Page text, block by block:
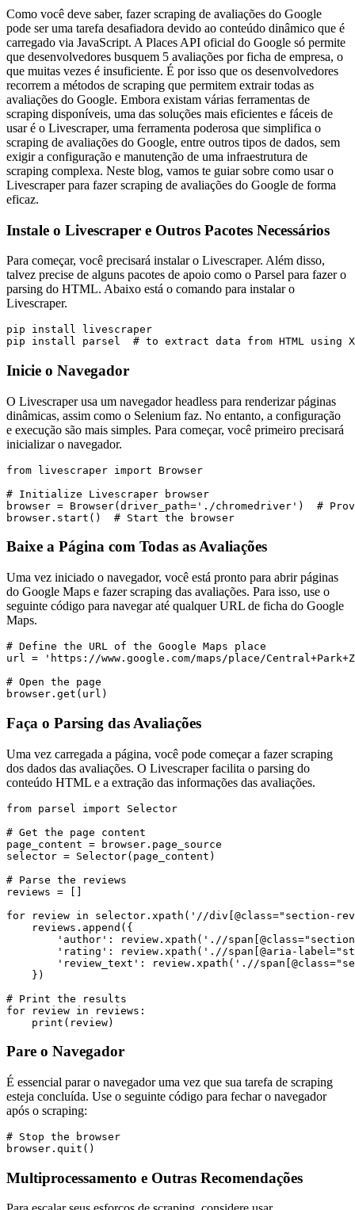
Como você deve saber, fazer scraping de avaliações do Google
pode ser uma tarefa desafiadora devido ao conteúdo dinâmico que é
carregado via JavaScript. A Places API oficial do Google só permite
que desenvolvedores busquem 5 avaliações por ficha de empresa, o
que muitas vezes é insuficiente. É por isso que os desenvolvedores
recorrem a métodos de scraping que permitem extrair todas as
avaliações do Google. Embora existam várias ferramentas de
scraping disponíveis, uma das soluções mais eficientes e fáceis de
usar é o Livescraper, uma ferramenta poderosa que simplifica o
scraping de avaliações do Google, entre outros tipos de dados, sem
exigir a configuração e manutenção de uma infraestrutura de
scraping complexa. Neste blog, vamos te guiar sobre como usar o
Livescraper para fazer scraping de avaliações do Google de forma
eficaz.
Instale o Livescraper e Outros Pacotes Necessários
Para começar, você precisará instalar o Livescraper. Além disso,
talvez precise de alguns pacotes de apoio como o Parsel para fazer o
parsing do HTML. Abaixo está o comando para instalar o
Livescraper.
pip install livescraper
Inicie o Navegador
O Livescraper usa um navegador headless para renderizar páginas
dinâmicas, assim como o Selenium faz. No entanto, a configuração
e execução são mais simples. Para começar, você primeiro precisará
inicializar o navegador.
from livescraper import Browser
# Initialize Livescraper browser
browser = Browser(driver_path='./chromedriver')  #
Baixe a Página com Todas as Avaliações
Uma vez iniciado o navegador, você está pronto para abrir páginas
do Google Maps e fazer scraping das avaliações. Para isso, use o
seguinte código para navegar até qualquer URL de ficha do Google
Maps.
# Define the URL of the Google Maps place
url = 'https://www.google.com/maps/place/
# Open the page
Faça o Parsing das Avaliações
Uma vez carregada a página, você pode começar a fazer scraping
dos dados das avaliações. O Livescraper facilita o parsing do
conteúdo HTML e a extração das informações das avaliações.
from parsel import Selector
# Get the page content
page_content = browser.page_source
selector = Selector(page_content)
# Parse the reviews
reviews = []
for review in selector.xpath('//div[@class="section-
    reviews.append({
'author': review.xpath('.//
'rating': review.xpath('.//span[@aria-
'review_text': review.xpath('.//
    })
# Print the results
for review in reviews:
Pare o Navegador
É essencial parar o navegador uma vez que sua tarefa de scraping
esteja concluída. Use o seguinte código para fechar o navegador
após o scraping:
# Stop the browser
Multiprocessamento e Outras Recomendações